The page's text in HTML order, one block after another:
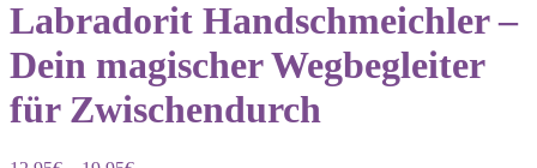
Labradorit Handschmeichler –
Dein magischer Wegbegleiter
für Zwischendurch